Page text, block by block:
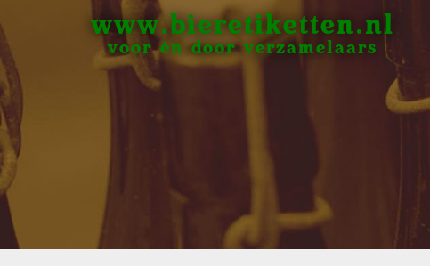
www.bieretiketten.nl
voor én door verzamelaars